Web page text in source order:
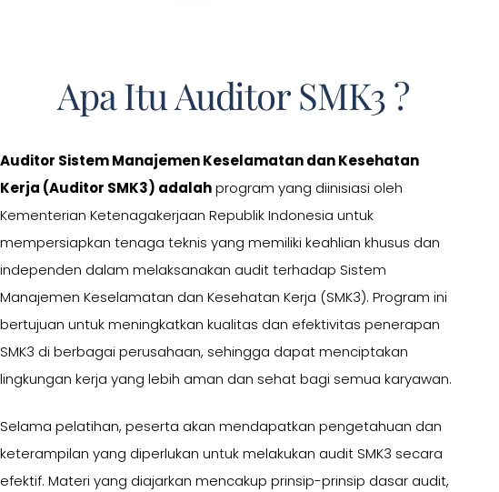
Apa Itu Auditor SMK3 ?
Auditor Sistem Manajemen Keselamatan dan Kesehatan
Kerja (Auditor SMK3) adalahprogram yang diinisiasi oleh
Kementerian Ketenagakerjaan Republik Indonesia untuk
mempersiapkan tenaga teknis yang memiliki keahlian khusus dan
independen dalam melaksanakan audit terhadap Sistem
Manajemen Keselamatan dan Kesehatan Kerja (SMK3). Program ini
bertujuan untuk meningkatkan kualitas dan efektivitas penerapan
SMK3 di berbagai perusahaan, sehingga dapat menciptakan
lingkungan kerja yang lebih aman dan sehat bagi semua karyawan.
Selama pelatihan, peserta akan mendapatkan pengetahuan dan
keterampilan yang diperlukan untuk melakukan audit SMK3 secara
efektif. Materi yang diajarkan mencakup prinsip-prinsip dasar audit,